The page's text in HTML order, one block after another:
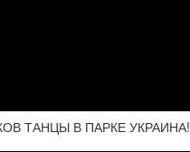
ТАНЦЫ В ПАРКЕ УКРАИНА!